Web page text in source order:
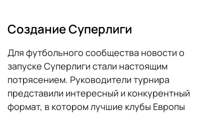
Создание Суперлиги
Для футбольного сообщества новости о
запуске Суперлиги стали настоящим
потрясением. Руководители турнира
представили интересный и конкурентный
формат, в котором лучшие клубы Европы